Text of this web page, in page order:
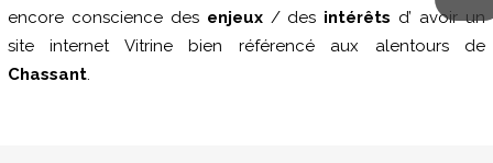
encore conscience des enjeux/ des intérêts d’ avoir un
site internet Vitrine bien référencé aux alentours de
Chassant.